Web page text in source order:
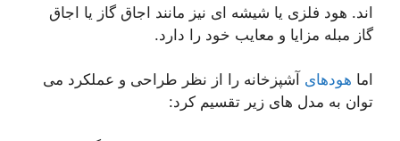
اند. هود فلزی یا شیشه ای نیز مانند اجاق گاز یا اجاق
گاز مبله مزایا و معایب خود را دارد.
اما هودهای آشپزخانه را از نظر طراحی و عملکرد می
توان به مدل های زیر تقسیم کرد: